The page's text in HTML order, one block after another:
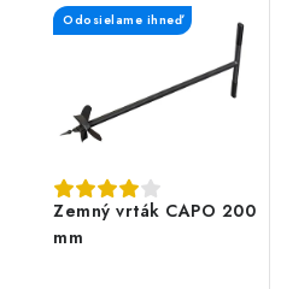
Zemný vrták CAPO 200
mm
Odosielame ihneď